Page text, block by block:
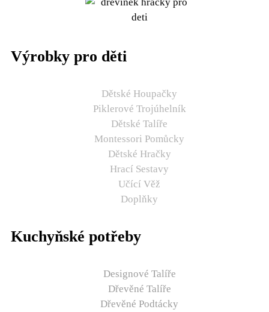
Výrobky pro děti
Dětské Houpačky
Piklerové Trojúhelník
Dětské Talíře
Montessori Pomůcky
Dětské Hračky
Hrací Sestavy
Učící Věž
Doplňky
Kuchyňské potřeby
Designové Talíře
Dřevěné Talíře
Dřevěné Podtácky